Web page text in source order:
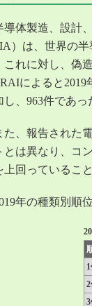
体製造、設計
）は、世界の
これに対し、偽
によると2019
し、963件であっ
、報告された
とは異なり、コ
上回っているこ
年の種類別順